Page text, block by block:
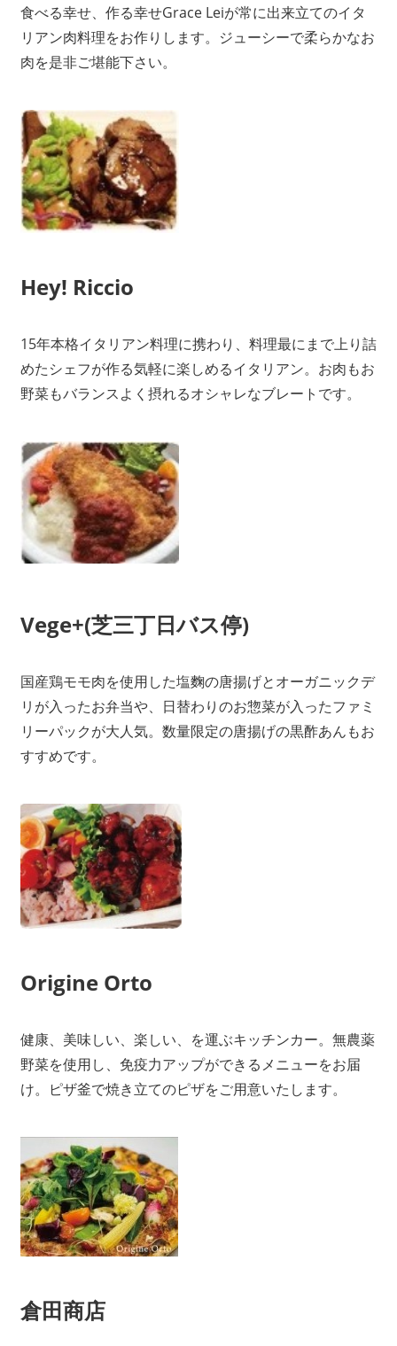
食べる幸せ、作る幸せGrace Leiが常に出来立てのイタ
リアン肉料理をお作りします。ジューシーで柔らかなお
肉を是非ご堪能下さい。
Hey! Riccio
15年本格イタリアン料理に携わり、料理最にまで上り詰
めたシェフが作る気軽に楽しめるイタリアン。お肉もお
野菜もバランスよく摂れるオシャレなブレートです。
Vege+(芝三丁日バス停)
国産鶏モモ肉を使用した塩麴の唐揚げとオーガニックデ
リが入ったお弁当や、日替わりのお惣菜が入ったファミ
リーパックが大人気。数量限定の唐揚げの黒酢あんもお
すすめです。
Origine Orto
健康、美味しい、楽しい、を運ぶキッチンカー。無農薬
野菜を使用し、免疫力アップができるメニューをお届
け。ピザ釜で焼き立てのピザをご用意いたします。
倉田商店